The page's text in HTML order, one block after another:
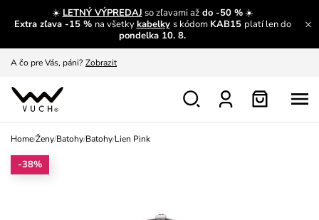
☀️ LETNÝ VÝPREDAJ so zľavami aždo -50 %☀️
Extra zľava -15 % na všetkykabelky s kódom KAB15 platí len do
pondelka 10. 8.
Prečítať viac
A čo pre Vás, páni? Zobrazit
S čím chybu neurobíš?
Nech sa inšpirovať Zobraziť
Home/Ženy/Batohy/Batohy/Lien Pink
-38%